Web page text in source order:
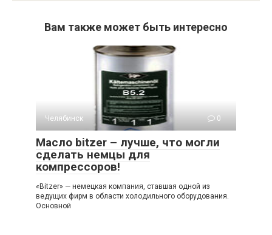
Вам также может быть интересно
Челябинск 0
Масло bitzer – лучше, что могли
сделать немцы для
компрессоров!
«Bitzer» — немецкая компания, ставшая одной из
ведущих фирм в области холодильного оборудования.
Основной